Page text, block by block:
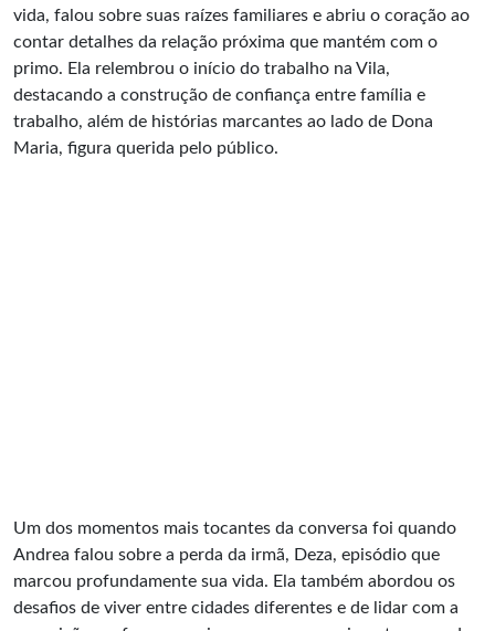
vida, falou sobre suas raízes familiares e abriu o coração ao
contar detalhes da relação próxima que mantém com o
primo. Ela relembrou o início do trabalho na Vila,
destacando a construção de confiança entre família e
trabalho, além de histórias marcantes ao lado de Dona
Maria, figura querida pelo público.
Um dos momentos mais tocantes da conversa foi quando
Andrea falou sobre a perda da irmã, Deza, episódio que
marcou profundamente sua vida. Ela também abordou os
desafios de viver entre cidades diferentes e de lidar com a